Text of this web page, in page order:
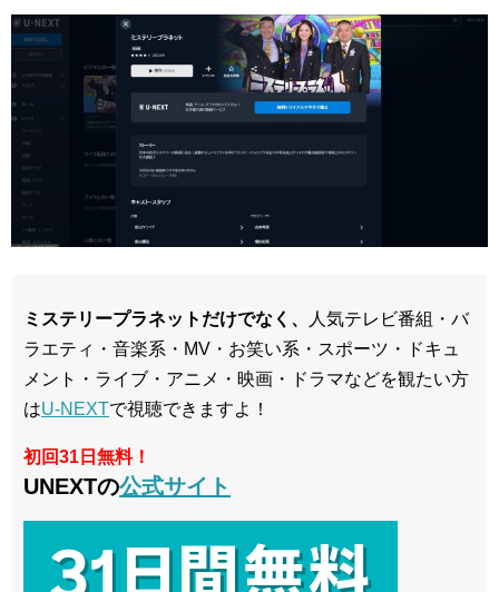
ミステリープラネットだけでなく、
人気テレビ番組・バ
ラエティ・音楽系・MV・お笑い系・スポーツ・ドキュ
メント・ライブ・アニメ・映画・ドラマなどを観たい方
はU-NEXTで視聴できますよ！
初回31日無料！
UNEXTの公式サイト